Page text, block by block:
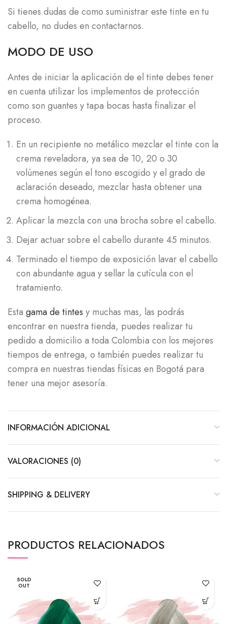
Si tienes dudas de como suministrar este tinte en tu
cabello, no dudes en contactarnos.
MODO DE USO
Antes de iniciar la aplicación de el tinte debes tener
en cuenta utilizar los implementos de protección
como son guantes y tapa bocas hasta finalizar el
proceso.
En un recipiente no metálico mezclar el tinte con la
crema reveladora, ya sea de 10, 20 o 30
volúmenes según el tono escogido y el grado de
aclaración deseado, mezclar hasta obtener una
crema homogénea.
Aplicar la mezcla con una brocha sobre el cabello.
Dejar actuar sobre el cabello durante 45 minutos.
Terminado el tiempo de exposición lavar el cabello
con abundante agua y sellar la cutícula con el
tratamiento.
Esta gama de tintes y muchas mas, las podrás
encontrar en nuestra tienda, puedes realizar tu
pedido a domicilio a toda Colombia con los mejores
tiempos de entrega, o también puedes realizar tu
compra en nuestras tiendas físicas en Bogotá para
tener una mejor asesoría.
INFORMACIÓN ADICIONAL
VALORACIONES (0)
SHIPPING & DELIVERY
PRODUCTOS RELACIONADOS
SOLD
OUT